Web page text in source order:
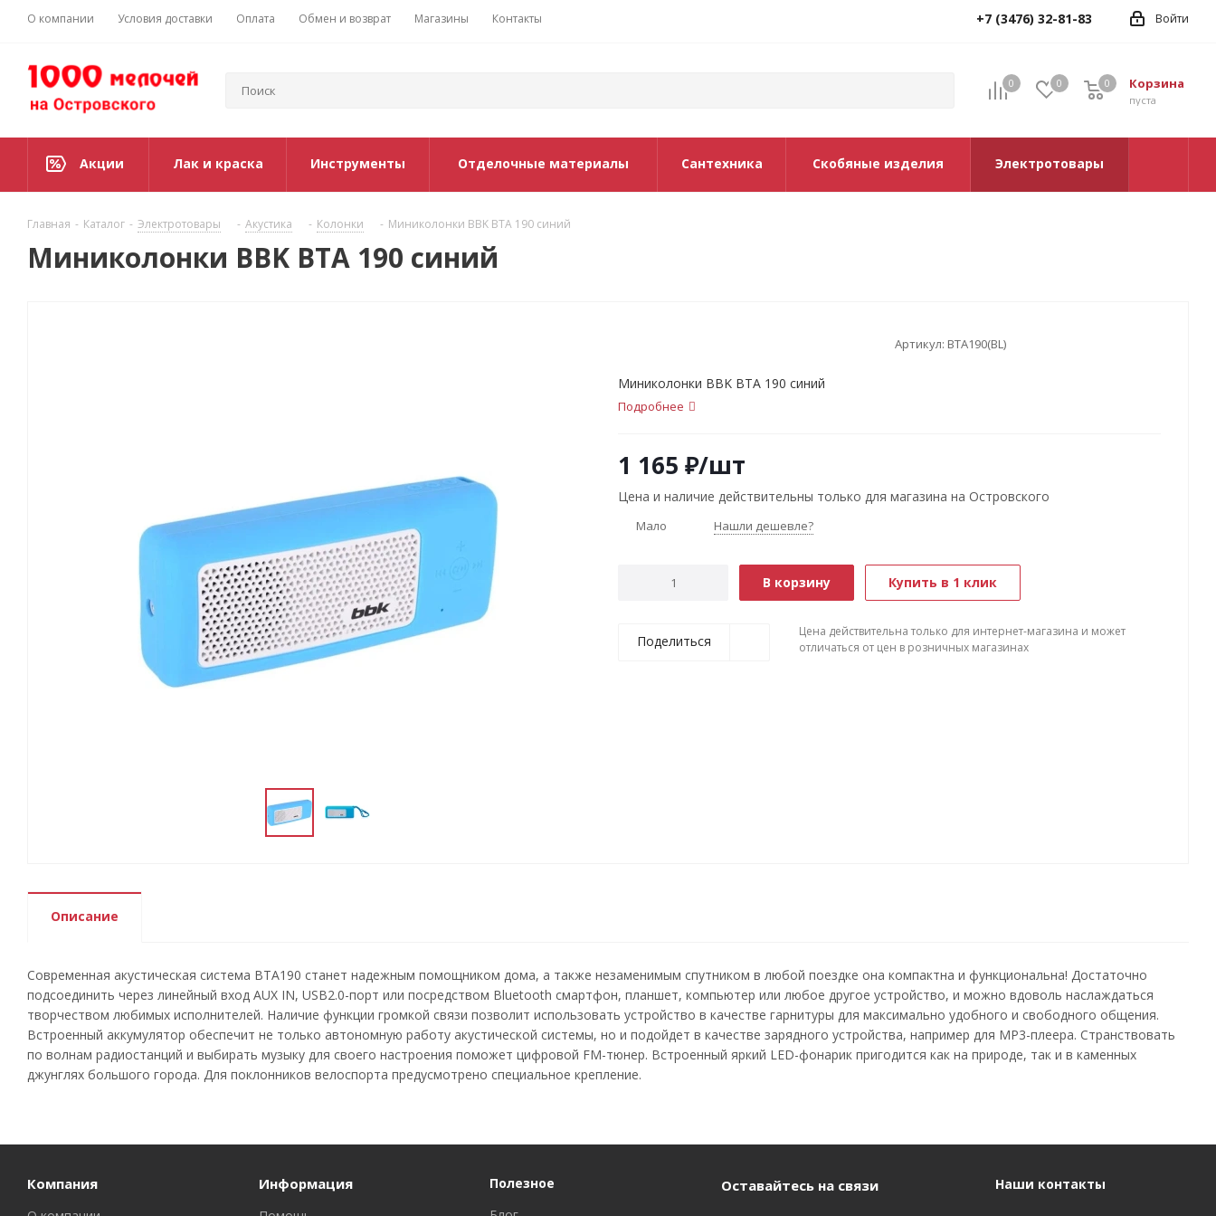
О компании Условия доставки Оплата Обмен и возврат Магазины Контакты Войти
+7 (3476) 32-81-83
0 0 Корзина
0
пуста
0
Акции Лак и краска Инструменты Отделочные материалы Сантехника Скобяные изделия Электротовары
Главная - Каталог - Электротовары - Акустика - Колонки - Миниколонки BBK ВТА 190 синий
Миниколонки BBK ВТА 190 синий
Артикул: ВТА190(BL)
Миниколонки BBK ВТА 190 синий
Подробнее
1 165 ₽/шт
Цена и наличие действительны только для магазина на Островского
Мало Нашли дешевле?
В корзину Купить в 1 клик
Поделиться
Цена действительна только для интернет-магазина и может
отличаться от цен в розничных магазинах
Описание
Современная акустическая система BTA190 станет надежным помощником дома, а также незаменимым спутником в любой поездке она компактна и функциональна! Достаточно
подсоединить через линейный вход AUX IN, USB2.0-порт или посредством Bluetooth смартфон, планшет, компьютер или любое другое устройство, и можно вдоволь наслаждаться
творчеством любимых исполнителей. Наличие функции громкой связи позволит использовать устройство в качестве гарнитуры для максимально удобного и свободного общения.
Встроенный аккумулятор обеспечит не только автономную работу акустической системы, но и подойдет в качестве зарядного устройства, например для MP3-плеера. Странствовать
по волнам радиостанций и выбирать музыку для своего настроения поможет цифровой FM-тюнер. Встроенный яркий LED-фонарик пригодится как на природе, так и в каменных
джунглях большого города. Для поклонников велоспорта предусмотрено специальное крепление.
Компания Информация
Полезное
Оставайтесь на связи Наши контакты